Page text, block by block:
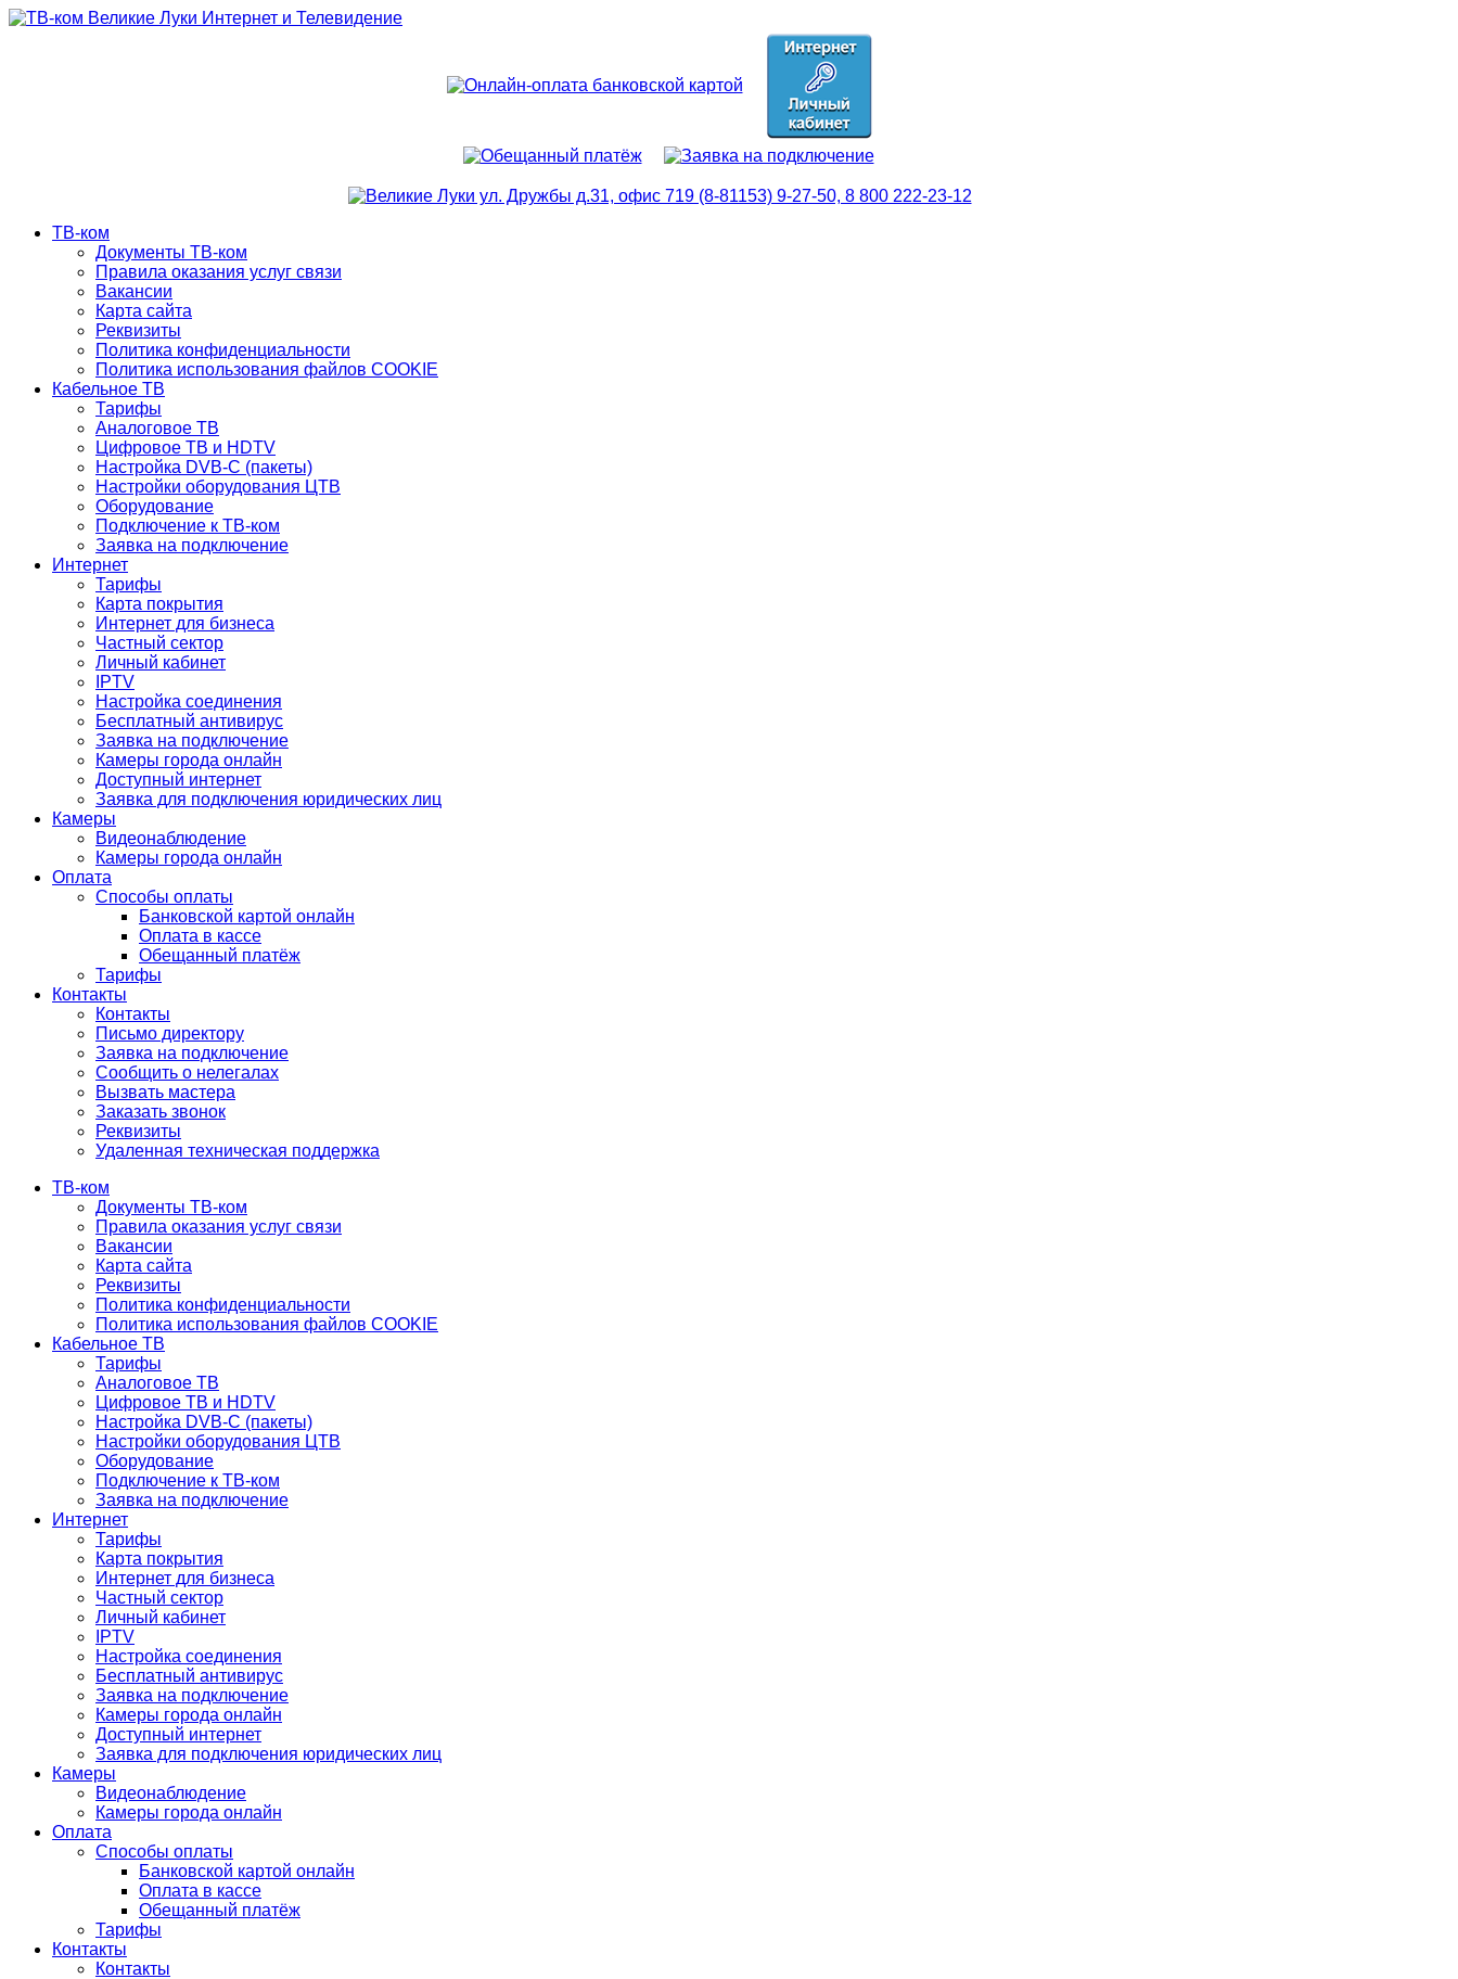
ТВ-ком
Документы ТВ-ком
Правила оказания услуг связи
Вакансии
Карта сайта
Реквизиты
Политика конфиденциальности
Политика использования файлов COOKIE
Кабельное ТВ
Тарифы
Аналоговое ТВ
Цифровое ТВ и HDTV
Настройка DVB-C (пакеты)
Настройки оборудования ЦТВ
Оборудование
Подключение к ТВ-ком
Заявка на подключение
Интернет
Тарифы
Карта покрытия
Интернет для бизнеса
Частный сектор
Личный кабинет
IPTV
Настройка соединения
Бесплатный антивирус
Заявка на подключение
Камеры города онлайн
Доступный интернет
Заявка для подключения юридических лиц
Камеры
Видеонаблюдение
Камеры города онлайн
Оплата
Способы оплаты
Банковской картой онлайн
Оплата в кассе
Обещанный платёж
Тарифы
Контакты
Контакты
Письмо директору
Заявка на подключение
Сообщить о нелегалах
Вызвать мастера
Заказать звонок
Реквизиты
Удаленная техническая поддержка
ТВ-ком
Документы ТВ-ком
Правила оказания услуг связи
Вакансии
Карта сайта
Реквизиты
Политика конфиденциальности
Политика использования файлов COOKIE
Кабельное ТВ
Тарифы
Аналоговое ТВ
Цифровое ТВ и HDTV
Настройка DVB-C (пакеты)
Настройки оборудования ЦТВ
Оборудование
Подключение к ТВ-ком
Заявка на подключение
Интернет
Тарифы
Карта покрытия
Интернет для бизнеса
Частный сектор
Личный кабинет
IPTV
Настройка соединения
Бесплатный антивирус
Заявка на подключение
Камеры города онлайн
Доступный интернет
Заявка для подключения юридических лиц
Камеры
Видеонаблюдение
Камеры города онлайн
Оплата
Способы оплаты
Банковской картой онлайн
Оплата в кассе
Обещанный платёж
Тарифы
Контакты
Контакты